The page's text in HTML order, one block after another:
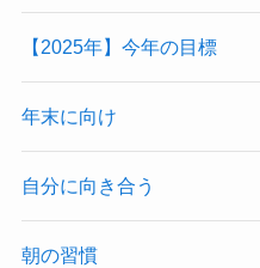
【2025年】今年の目標
年末に向け
自分に向き合う
朝の習慣